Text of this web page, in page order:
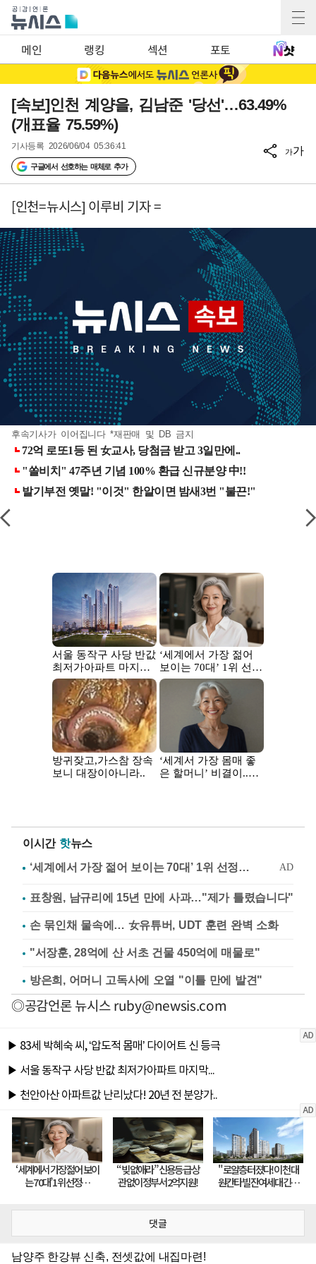
메인 랭킹 섹션 포토
[속보]인천 계양을, 김남준 '당선'…63.49%
(개표율 75.59%)
기사등록 2026/06/04 05:36:41
구글에서 선호하는 매체로 추가
가가
[인천=뉴시스] 이루비 기자 =
후속기사가 이어집니다 *재판매 및 DB 금지
이시간 핫뉴스
표창원, 남규리에 15년 만에 사과…"제가 틀렸습니다"
손 묶인채 물속에… 女유튜버, UDT 훈련 완벽 소화
"서장훈, 28억에 산 서초 건물 450억에 매물로"
방은희, 어머니 고독사에 오열 "이틀 만에 발견"
◎공감언론 뉴시스ruby@newsis.com
댓글